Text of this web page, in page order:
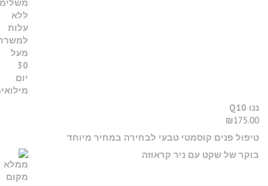
ננו Q10
₪175.00
טיפול פנים קוסמטי טבעי לבחירה במחיר מיוחד
בוקר של שקט עם ניר קראוזה